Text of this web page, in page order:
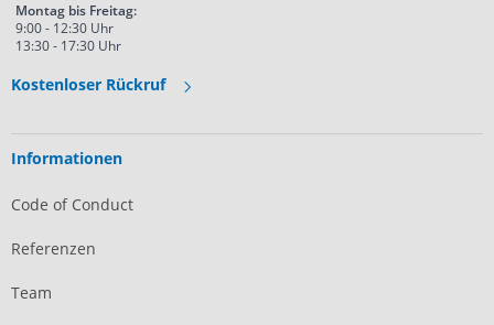
Montag bis Freitag:
9:00 - 12:30 Uhr
13:30 - 17:30 Uhr
Kostenloser Rückruf
Informationen
Code of Conduct
Referenzen
Team